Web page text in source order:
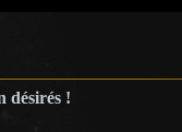
désirés !